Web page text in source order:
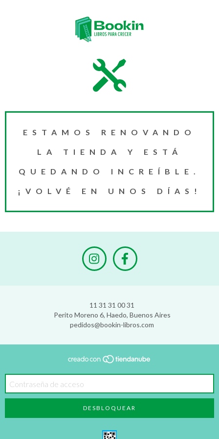
ESTAMOS RENOVANDO
LA TIENDA Y ESTÁ
QUEDANDO INCREÍBLE.
¡VOLVÉ EN UNOS DÍAS!
11 31 31 00 31
Perito Moreno 6, Haedo, Buenos Aires
pedidos@bookin-libros.com